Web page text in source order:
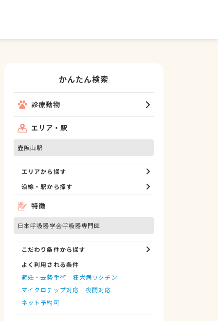
かんたん検索
診療動物
エリア・駅
壺阪山駅
エリアから探す
沿線・駅から探す
特徴
日本呼吸器学会呼吸器専門医
こだわり条件から探す
よく利用される条件
避妊・去勢手術
狂犬病ワクチン
マイクロチップ対応
夜間対応
ネット予約可